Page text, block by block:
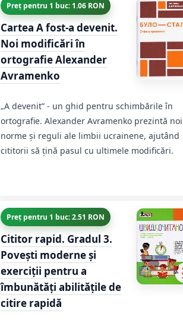
Preț pentru 1 buc: 1.06 RON
Cartea A fost-a devenit.
Noi modificări în
ortografie Alexander
Avramenko
„A devenit” - un ghid pentru schimbările în
ortografie. Alexander Avramenko prezintă noi
norme și reguli ale limbii ucrainene, ajutând
cititorii să țină pasul cu ultimele modificări.
Preț pentru 1 buc: 2.51 RON
Cititor rapid. Gradul 3.
Povești moderne și
exerciții pentru a
îmbunătăți abilitățile de
citire rapidă